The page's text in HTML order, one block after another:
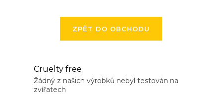
ZPĚT DO OBCHODU
Cruelty free
Žádný z našich výrobků nebyl testován na
zvířatech